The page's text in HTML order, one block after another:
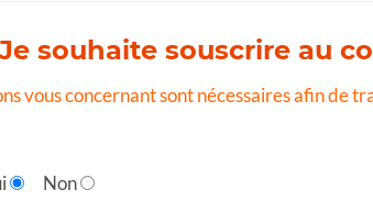
souhaite souscrire au
vous concernant sont nécessaires afin de
Non